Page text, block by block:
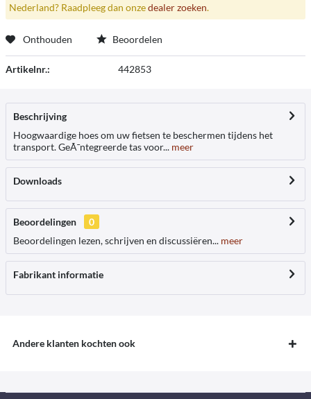
Nederland? Raadpleeg dan onzedealer zoeken.
Onthouden Beoordelen
Artikelnr.: 442853
Beschrijving
Hoogwaardige hoes om uw fietsen te beschermen tijdens het
transport. GeÃ¯ntegreerde tas voor... meer
Downloads
Beoordelingen
0
Beoordelingen lezen, schrijven en discussiëren... meer
Fabrikant informatie
Andere klanten kochten ook